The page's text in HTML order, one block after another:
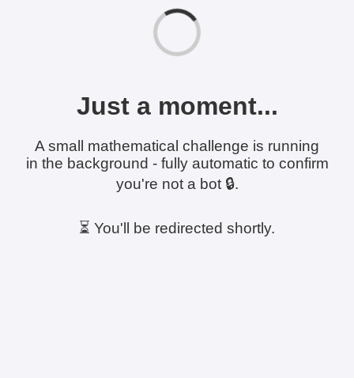
Just a moment...
A small mathematical challenge is running
in the background - fully automatic to confirm
you're not a bot 🔒.
⏳ You'll be redirected shortly.